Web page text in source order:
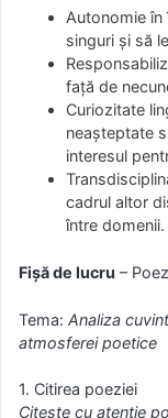
Autonomie în
singuri și să
față de
Curiozitate
neașteptate
interesul
cadrul altor
între domenii.
Fișă de lucru –
Tema: Analiza
atmosferei poetice
1. Citirea poeziei
Citește cu atenție